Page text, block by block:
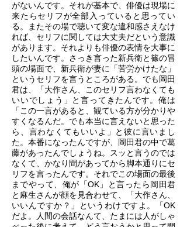
がないんです。それが基本で、俳優は現場に
来たらセリフが全部入っていると思ってい
る。またその場で聴いて変な違和感さえなけ
れば、セリフに関しては大丈夫だという意識
があります。それよりも俳優の表情を大事に
したいんです。さっき言った新兵衛と篠の冒
頭の場面で、新兵衛が妻に「苦労かけたな」
というセリフを言うところがある。でも岡田
君は、「大作さん、このセリフ言わなくても
いいでしょう」と言ってきたんです。俺は
「この一言があると、観ている方が分かりや
すくなるんだ。でも本当に言えないと思った
ら、言わなくてもいいよ」と彼に言いまし
た。本番になったんですが、岡田君の中で葛
藤があったんでしょうね。スッと言うのでは
なくて、かなり間があってから脚本通りにセ
リフを言ったんです。それでこの場面の最後
までやって、俺が「OK」と言ったら岡田君
と麻生さんが顔を見合わせて、「大作さん、
いいんですか？」というわけですよ。「OK
だよ。人間の会話なんて、たまには人がしゃ